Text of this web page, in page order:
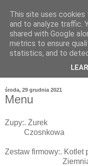
środa, 29 grudnia 2021
Menu
Zupy:. Żurek
Czosnkowa
Zestaw firmowy:. Kotlet
Ziemniaki
This site uses
and to analyze traffic.
shared with Google
metrics to ensure
statistics, and to